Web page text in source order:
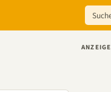
ANZEIGE